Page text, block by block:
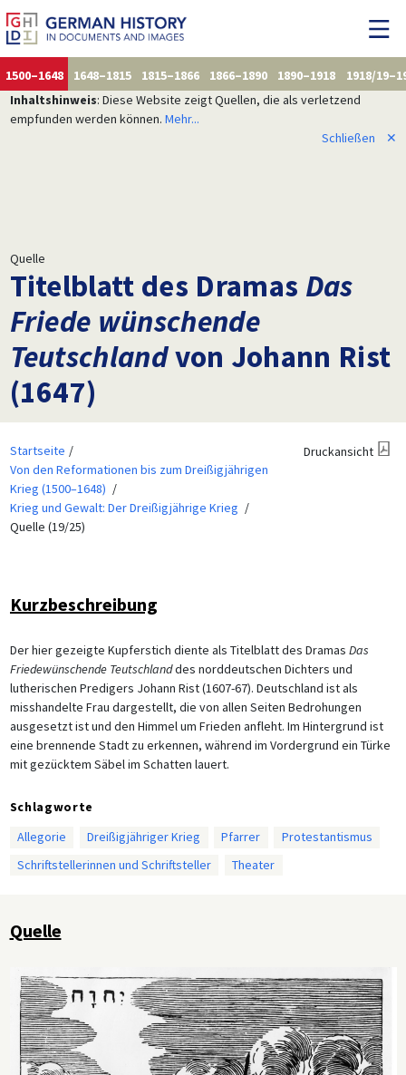
1500–1648 1648–1815 1815–1866 1866–1890 1890–1918
1918/
Inhaltshinweis: Diese Website zeigt Quellen, die als verletzend
empfunden werden können. Mehr...
Schließen
✕
Quelle
Titelblatt des Dramas Das
Friede wünschende
Teutschlandvon Johann Rist
(1647)
Startseite
Von den Reformationen bis zum Dreißigjährigen
Krieg (1500–1648)
Krieg und Gewalt: Der Dreißigjährige Krieg
Quelle (19/25)
Druckansicht
Kurzbeschreibung
Der hier gezeigte Kupferstich diente als Titelblatt des Dramas Das
Friedewünschende Teutschlanddes norddeutschen Dichters und
lutherischen Predigers Johann Rist (1607-67). Deutschland ist als
misshandelte Frau dargestellt, die von allen Seiten Bedrohungen
ausgesetzt ist und den Himmel um Frieden anfleht. Im Hintergrund ist
eine brennende Stadt zu erkennen, während im Vordergrund ein Türke
mit gezücktem Säbel im Schatten lauert.
Schlagworte
Allegorie
Dreißigjähriger Krieg Pfarrer
Protestantismus
Schriftstellerinnen und Schriftsteller
Theater
Quelle